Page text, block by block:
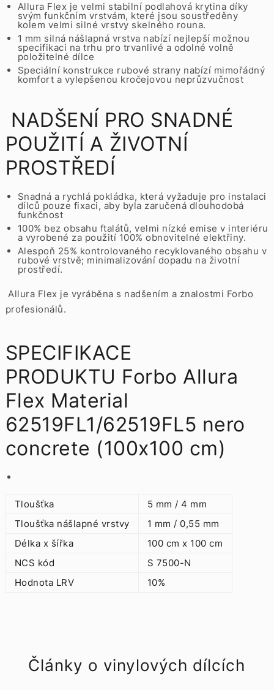
Allura Flex je velmi stabilní podlahová krytina díky
svým funkčním vrstvám, které jsou soustředěny
kolem velmi silné vrstvy skelného rouna.
1 mm silná nášlapná vrstva nabízí nejlepší možnou
specifikaci na trhu pro trvanlivé a odolné volně
položitelné dílce
Speciální konstrukce rubové strany nabízí mimořádný
komfort a vylepšenou kročejovou neprůzvučnost
NADŠENÍ PRO SNADNÉ
POUŽITÍ A ŽIVOTNÍ
PROSTŘEDÍ
Snadná a rychlá pokládka, která vyžaduje pro instalaci
dílců pouze fixaci, aby byla zaručená dlouhodobá
funkčnost
100% bez obsahu ftalátů, velmi nízké emise v interiéru
a vyrobené za použití 100% obnovitelné elektřiny.
Alespoň 25% kontrolovaného recyklovaného obsahu v
rubové vrstvě; minimalizování dopadu na životní
prostředí.
Allura Flex je vyráběna s nadšením a znalostmi Forbo
profesionálů.
SPECIFIKACE
PRODUKTU Forbo Allura
Flex Material
62519FL1/62519FL5 nero
concrete (100x100 cm)
Tloušťka
5 mm / 4 mm
Tloušťka nášlapné vrstvy
1 mm / 0,55 mm
Délka x šířka
100 cm x 100 cm
NCS kód
S 7500-N
Hodnota LRV
10%
Články o vinylových dílcích